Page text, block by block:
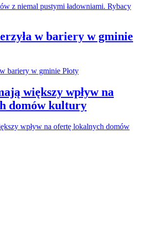
w bariery w gminie
większy wpływ na
domów kultury